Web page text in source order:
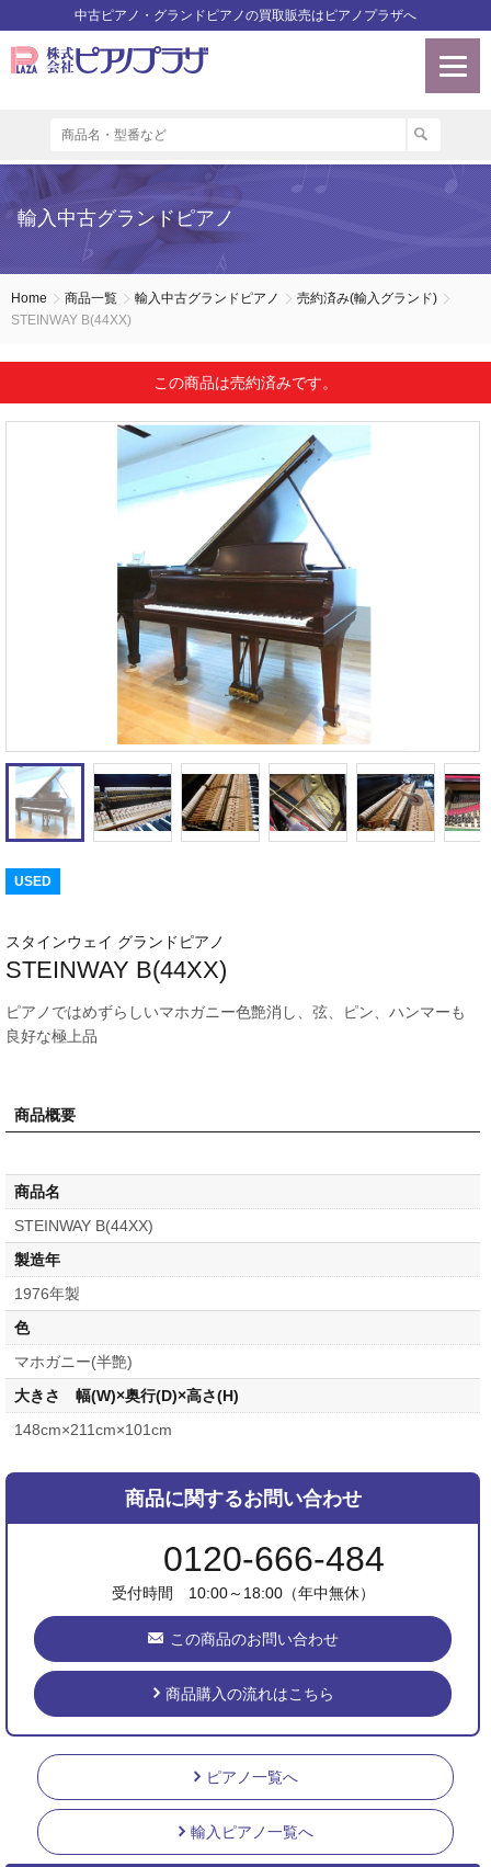
中古ピアノ・グランドピアノの買取販売はピアノプラザへ
輸入中古グランドピアノ
Home 商品一覧 輸入中古グランドピアノ
売約済み(輸入グランド)
STEINWAY B(44XX)
この商品は売約済みです。
USED
スタインウェイ グランドピアノ
STEINWAY B(44XX)
ピアノではめずらしいマホガニー色艶消し、弦、ピン、ハンマーも
良好な極上品
商品概要
商品名
STEINWAY B(44XX)
製造年
1976年製
色
マホガニー(半艶)
大きさ 幅(W)×奥行(D)×高さ(H)
148cm×211cm×101cm
商品に関するお問い合わせ
0120-666-484
受付時間 10:00～18:00（年中無休）
この商品のお問い合わせ
商品購入の流れはこちら
ピアノ一覧へ
輸入ピアノ一覧へ